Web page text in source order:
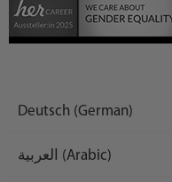
Deutsch (German)
العربية (Arabic)